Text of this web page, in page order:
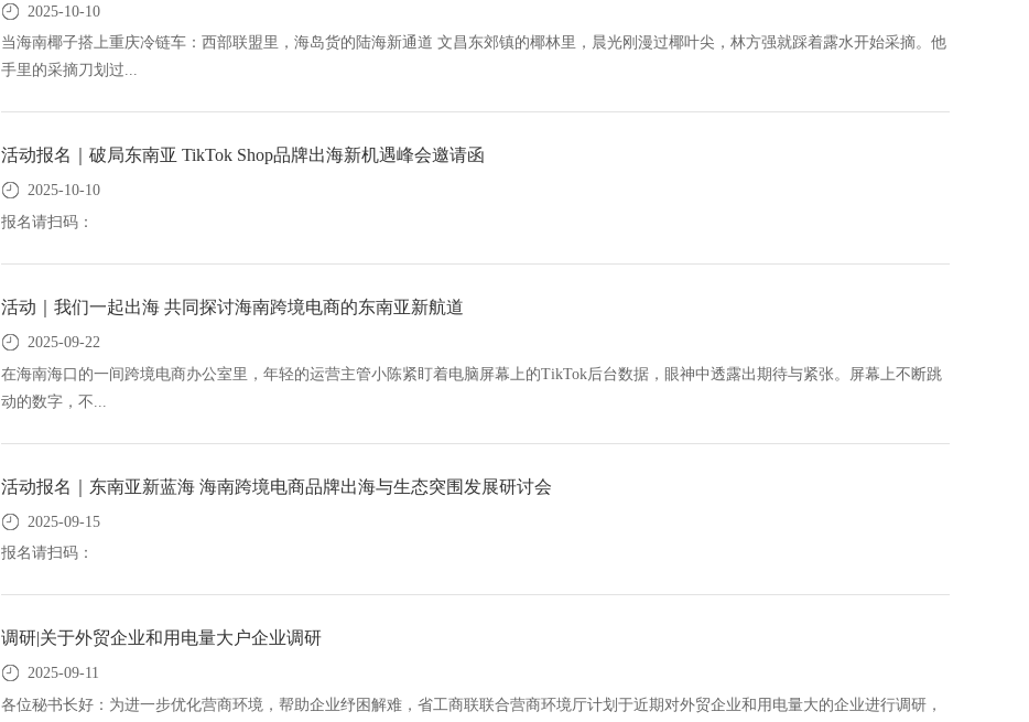
2025-10-10
当海南椰子搭上重庆冷链车：西部联盟里，海岛货的陆海新通道 文昌东郊镇的椰林里，晨光刚漫过椰叶尖，林方强就踩着露水开始采摘。他
手里的采摘刀划过...
活动报名｜破局东南亚 TikTok Shop品牌出海新机遇峰会邀请函
2025-10-10
报名请扫码：
活动｜我们一起出海 共同探讨海南跨境电商的东南亚新航道
2025-09-22
在海南海口的一间跨境电商办公室里，年轻的运营主管小陈紧盯着电脑屏幕上的TikTok后台数据，眼神中透露出期待与紧张。屏幕上不断跳
动的数字，不...
活动报名｜东南亚新蓝海 海南跨境电商品牌出海与生态突围发展研讨会
2025-09-15
报名请扫码：
调研|关于外贸企业和用电量大户企业调研
2025-09-11
各位秘书长好：为进一步优化营商环境，帮助企业纾困解难，省工商联联合营商环境厅计划于近期对外贸企业和用电量大的企业进行调研，